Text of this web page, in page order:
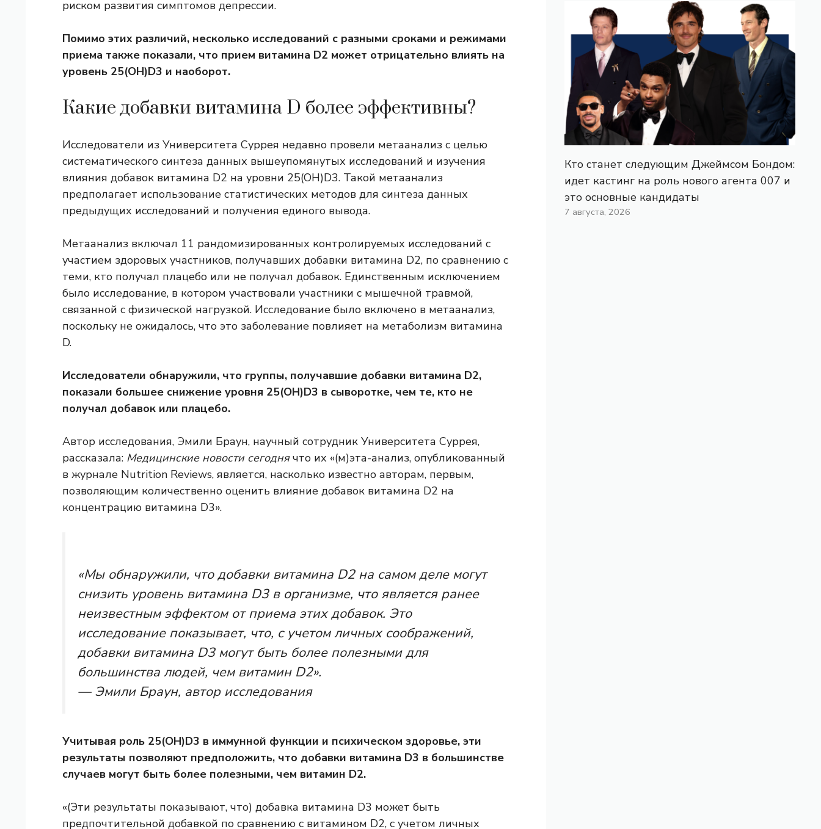
риском развития симптомов депрессии.
Помимо этих различий, несколько исследований с разными сроками и режимами
приема также показали, что прием витамина D2 может отрицательно влиять на
уровень 25(OH)D3 и наоборот.
Какие добавки витамина D более эффективны?
Исследователи из Университета Суррея недавно провели метаанализ с целью
систематического синтеза данных вышеупомянутых исследований и изучения
влияния добавок витамина D2 на уровни 25(OH)D3. Такой метаанализ
предполагает использование статистических методов для синтеза данных
предыдущих исследований и получения единого вывода.
Метаанализ включал 11 рандомизированных контролируемых исследований с
участием здоровых участников, получавших добавки витамина D2, по сравнению с
теми, кто получал плацебо или не получал добавок. Единственным исключением
было исследование, в котором участвовали участники с мышечной травмой,
связанной с физической нагрузкой. Исследование было включено в метаанализ,
поскольку не ожидалось, что это заболевание повлияет на метаболизм витамина
D.
Исследователи обнаружили, что группы, получавшие добавки витамина D2,
показали большее снижение уровня 25(OH)D3 в сыворотке, чем те, кто не
получал добавок или плацебо.
Автор исследования, Эмили Браун, научный сотрудник Университета Суррея,
рассказала: Медицинские новости сегоднячто их «(м)эта-анализ, опубликованный
в журнале Nutrition Reviews, является, насколько известно авторам, первым,
позволяющим количественно оценить влияние добавок витамина D2 на
концентрацию витамина D3».
«Мы обнаружили, что добавки витамина D2 на самом деле могут
снизить уровень витамина D3 в организме, что является ранее
неизвестным эффектом от приема этих добавок. Это
исследование показывает, что, с учетом личных соображений,
добавки витамина D3 могут быть более полезными для
большинства людей, чем витамин D2».
— Эмили Браун, автор исследования
Учитывая роль 25(OH)D3 в иммунной функции и психическом здоровье, эти
результаты позволяют предположить, что добавки витамина D3 в большинстве
случаев могут быть более полезными, чем витамин D2.
«(Эти результаты показывают, что) добавка витамина D3 может быть
предпочтительной добавкой по сравнению с витамином D2, с учетом личных
Кто станет следующим Джеймсом Бондом:
идет кастинг на роль нового агента 007 и
это основные кандидаты
7 августа, 2026